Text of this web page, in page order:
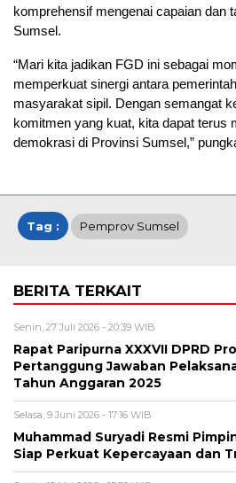
komprehensif mengenai capaian dan
Sumsel.
“Mari kita jadikan FGD ini sebagai
memperkuat sinergi antara
masyarakat sipil. Dengan semangat
komitmen yang kuat, kita dapat terus
demokrasi di Provinsi Sumsel,”
Tag : Pemprov Sumsel
BERITA TERKAIT
Senin, 27 Juli 2026 - 20:39 WIB
Rapat Paripurna XXXVII DPRD
Pertanggung Jawaban
Tahun Anggaran 2025
Selasa, 9 Juni 2026 - 17:16 WIB
Muhammad Suryadi Resmi
Siap Perkuat Kepercayaan dan